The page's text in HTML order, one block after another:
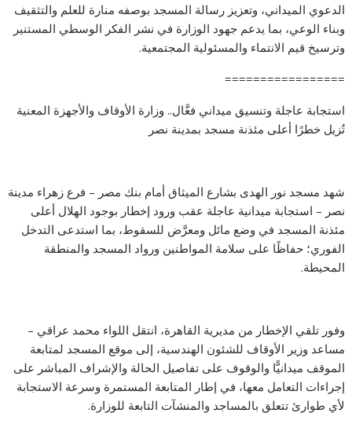
الدعوي الميداني، وتعزيز رسالة المسجد بوصفه منارة للعلم والتثقيف
وبناء الوعي، بما يدعم جهود الوزارة في نشر الفكر الوسطي المستنير
وترسيخ قيم الانتماء والمسئولية المجتمعية.
=================
استجابة عاجلة وتنسيق ميداني فعَّال.. وزارة الأوقاف والأجهزة المعنية
تُزيل خطرًا أعلى مئذنة مسجد بمدينة نصر
شهد مسجد نور الهدى بشارع الميثاق أمام بنك مصر – فرع زهراء مدينة
نصر – استجابة ميدانية عاجلة عقب ورود إخطار بوجود الهلال أعلى
مئذنة المسجد في وضع مائل ومعرَّض للسقوط، بما استدعى التدخل
الفوري؛ حفاظًا على سلامة المواطنين ورواد المسجد والمنطقة
المحيطة.
وفور تلقي الإخطار من مديرية القاهرة، انتقل اللواء محمد عراقي –
مساعد وزير الأوقاف للشئون الهندسية، إلى موقع المسجد لمتابعة
الموقف ميدانيًّا والوقوف على تفاصيل الحالة والإشراف المباشر على
إجراءات التعامل معها، في إطار المتابعة المستمرة وسرعة الاستجابة
لأي طوارئ تتعلق بالمساجد والمنشآت التابعة للوزارة.